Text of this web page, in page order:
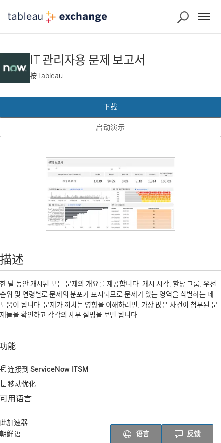
IT 관리자용 문제 보고서
按 Tableau
启动演示
下载
描述
한 달 동안 개시된 모든 문제의 개요를 제공합니다. 개시 시각, 할당 그룹, 우선
순위 및 연령별로 문제의 분포가 표시되므로 문제가 있는 영역을 식별하는 데
도움이 됩니다. 문제가 끼치는 영향을 이해하려면, 가장 많은 사건이 첨부된 문
제들을 확인하고 각각의 세부 설명을 보면 됩니다.
功能
连接到 ServiceNow ITSM
移动优化
可用语言
此加速器
朝鲜语
语言 反馈